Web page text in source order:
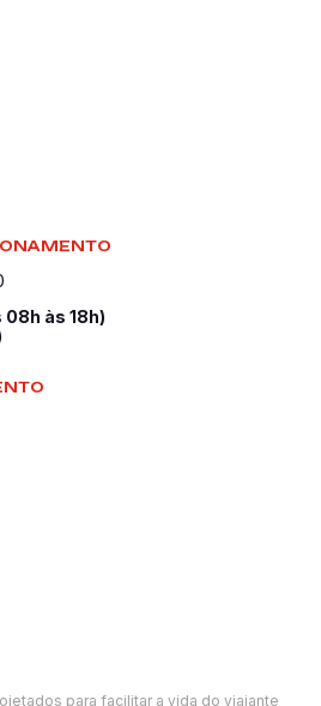
08h às 18h)
para facilitar a vida do viajante